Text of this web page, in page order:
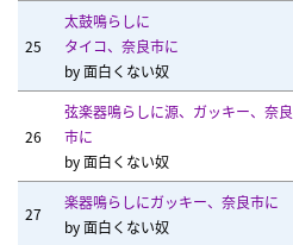
25
太鼓鳴らしに
タイコ、奈良市に
by面白くない奴
26
弦楽器鳴らしに源、ガッキー、奈良
市に
by面白くない奴
27
楽器鳴らしにガッキー、奈良市に
by面白くない奴